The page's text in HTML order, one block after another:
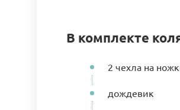
В комплекте
2 чехла на
дождевик